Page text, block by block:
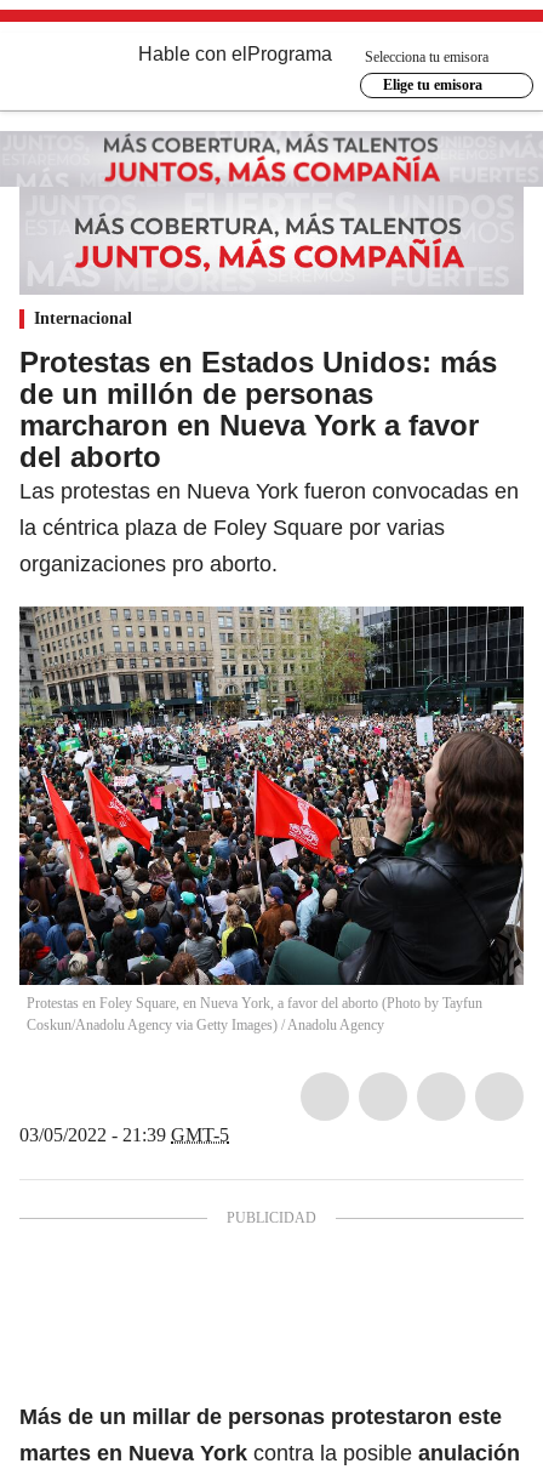
Hable con el Programa
Selecciona tu emisora
Elige tu emisora
Internacional
Protestas en Estados Unidos: más
de un millón de personas
marcharon en Nueva York a favor
del aborto
Las protestas en Nueva York fueron convocadas en
la céntrica plaza de Foley Square por varias
organizaciones pro aborto.
Protestas en Foley Square, en Nueva York, a favor del aborto (Photo by Tayfun
Coskun/Anadolu Agency via Getty Images) /Anadolu Agency
03/05/2022 - 21:39 GMT-5
Más de un millar de personas protestaron este
martes en Nueva York contra la posible anulación